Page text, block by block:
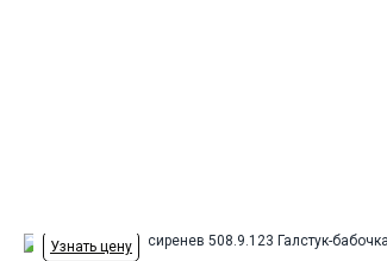
Узнать цену